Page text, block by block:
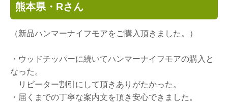
熊本県・Rさん
（新品ハンマーナイフモアをご購入頂きました。）
・ウッドチッパーに続いてハンマーナイフモアの購入と
なった。
リピーター割引にして頂きありがたかった。
・届くまでの丁寧な案内文を頂き安心できました。